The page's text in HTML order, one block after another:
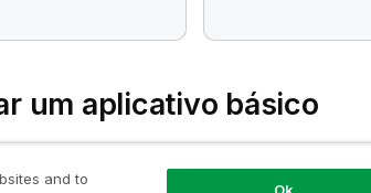
um aplicativo básico
and to